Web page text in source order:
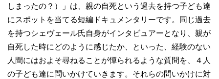
しまったの？）」は、親の自死という過去を持つ子ども達
にスポットを当てる短編ドキュメンタリーです。同じ過去
を持つシェヴェール氏自身がインタビュアーとなり、親が
自死した時にどのように感じたか、といった、経験のない
人間にはおよそ尋ねることが憚られるような質問を、４人
の子ども達に問いかけていきます。それらの問いかけに対